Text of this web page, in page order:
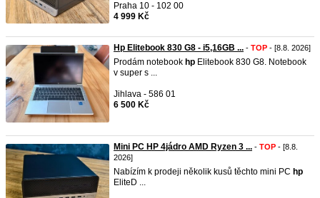
Praha 10 - 102 00
4 999 Kč
Hp Elitebook 830 G8 - i5,16GB ... - TOP - [8.8. 2026]
Prodám notebook hp Elitebook 830 G8. Notebook
v super s ...
Jihlava - 586 01
6 500 Kč
Mini PC HP 4jádro AMD Ryzen 3 ... - TOP - [8.8.
2026]
Nabízím k prodeji několik kusů těchto mini PC hp
EliteD ...